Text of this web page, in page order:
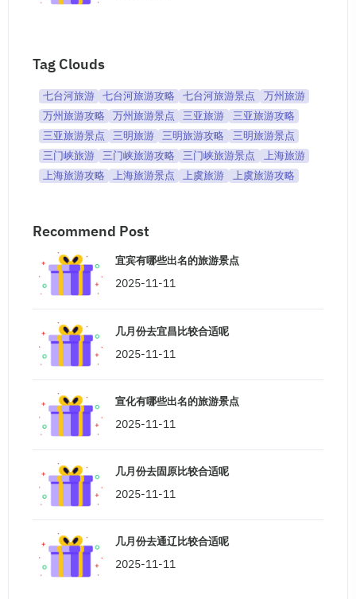
Tag Clouds
七台河旅游 七台河旅游攻略 七台河旅游景点
万州旅游
万州旅游攻略
万州旅游景点 三亚旅游
三亚旅游攻略
三亚旅游景点
三明旅游 三明旅游攻略
三明旅游景点
三门峡旅游
三门峡旅游攻略 三门峡旅游景点
上海旅游
上海旅游攻略
上海旅游景点 上虞旅游 上虞旅游攻略
Recommend Post
宜宾有哪些出名的旅游景点
2025-11-11
几月份去宜昌比较合适呢
2025-11-11
宣化有哪些出名的旅游景点
2025-11-11
几月份去固原比较合适呢
2025-11-11
几月份去通辽比较合适呢
2025-11-11